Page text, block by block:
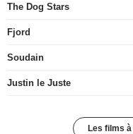
The Dog Stars
Fjord
Soudain
Justin le Juste
Les films